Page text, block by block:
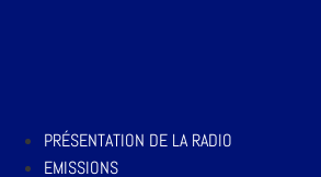
PRÉSENTATION DE LA RADIO
EMISSIONS